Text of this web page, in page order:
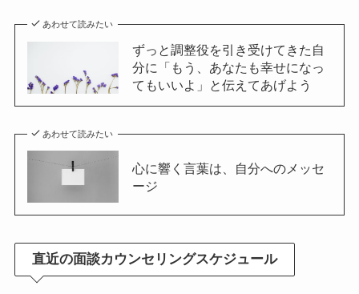
あわせて読みたい
ずっと調整役を引き受けてきた自
分に「もう、あなたも幸せになっ
てもいいよ」と伝えてあげよう
あわせて読みたい
心に響く言葉は、自分へのメッセ
ージ
直近の面談カウンセリングスケジュール